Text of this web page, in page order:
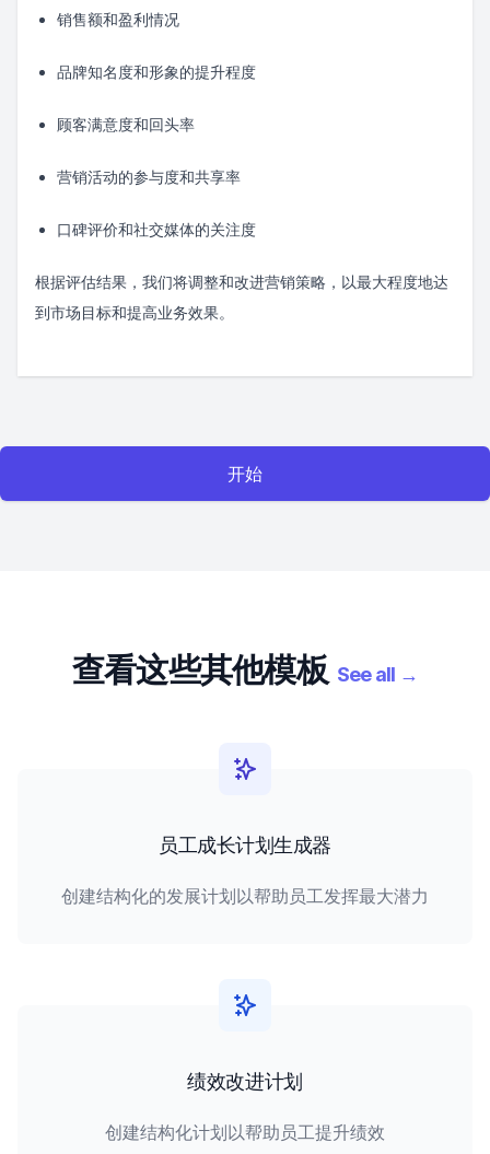
销售额和盈利情况
品牌知名度和形象的提升程度
顾客满意度和回头率
营销活动的参与度和共享率
口碑评价和社交媒体的关注度
根据评估结果，我们将调整和改进营销策略，以最大程度地达
到市场目标和提高业务效果。
开始
查看这些其他模板 See all →
员工成长计划生成器
创建结构化的发展计划以帮助员工发挥最大潜力
绩效改进计划
创建结构化计划以帮助员工提升绩效